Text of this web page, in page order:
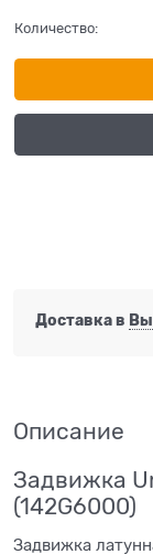
Количество:
Доставка в
Описание
Задвижка
(142G6000)
Задвижка